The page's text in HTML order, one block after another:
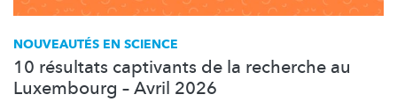
NOUVEAUTÉS EN SCIENCE
10 résultats captivants de la recherche au
Luxembourg – Avril 2026